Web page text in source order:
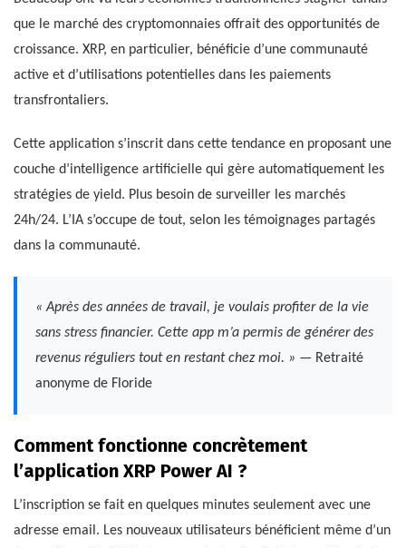
que le marché des cryptomonnaies offrait des opportunités de
croissance. XRP, en particulier, bénéficie d’une communauté
active et d’utilisations potentielles dans les paiements
transfrontaliers.
Cette application s’inscrit dans cette tendance en proposant une
couche d’intelligence artificielle qui gère automatiquement les
stratégies de yield. Plus besoin de surveiller les marchés
24h/24. L’IA s’occupe de tout, selon les témoignages partagés
dans la communauté.
« Après des années de travail, je voulais profiter de la vie
sans stress financier. Cette app m’a permis de générer des
revenus réguliers tout en restant chez moi. » — Retraité
anonyme de Floride
Comment fonctionne concrètement
l’application XRP Power AI ?
L’inscription se fait en quelques minutes seulement avec une
adresse email. Les nouveaux utilisateurs bénéficient même d’un